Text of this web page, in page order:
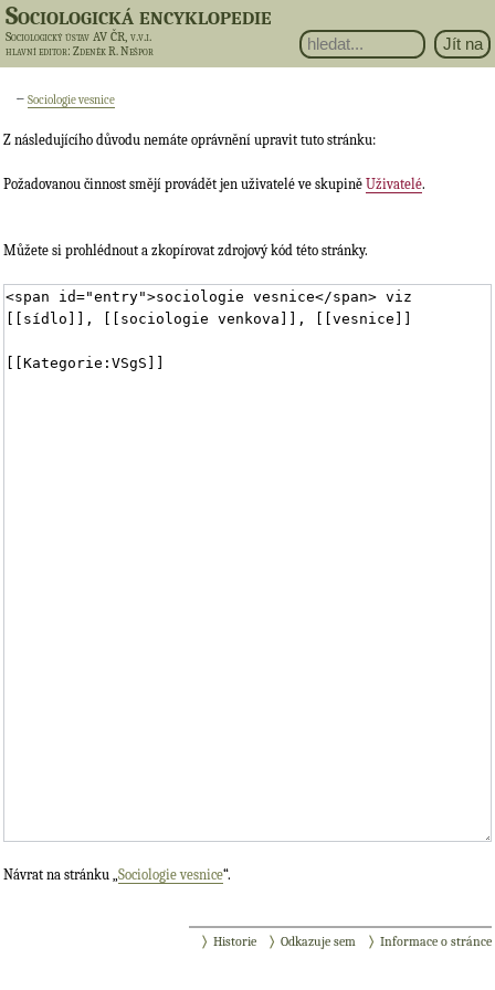
Sociologická encyklopedie
Sociologický ústav AV ČR, v.v.i.
hlavní editor: Zdeněk R. Nešpor
←Sociologie vesnice
Z následujícího důvodu nemáte oprávnění upravit tuto stránku:
Požadovanou činnost smějí provádět jen uživatelé ve skupině Uživatelé.
Můžete si prohlédnout a zkopírovat zdrojový kód této stránky.
Návrat na stránku „ Sociologie vesnice“.
Historie Odkazuje sem Informace o stránce